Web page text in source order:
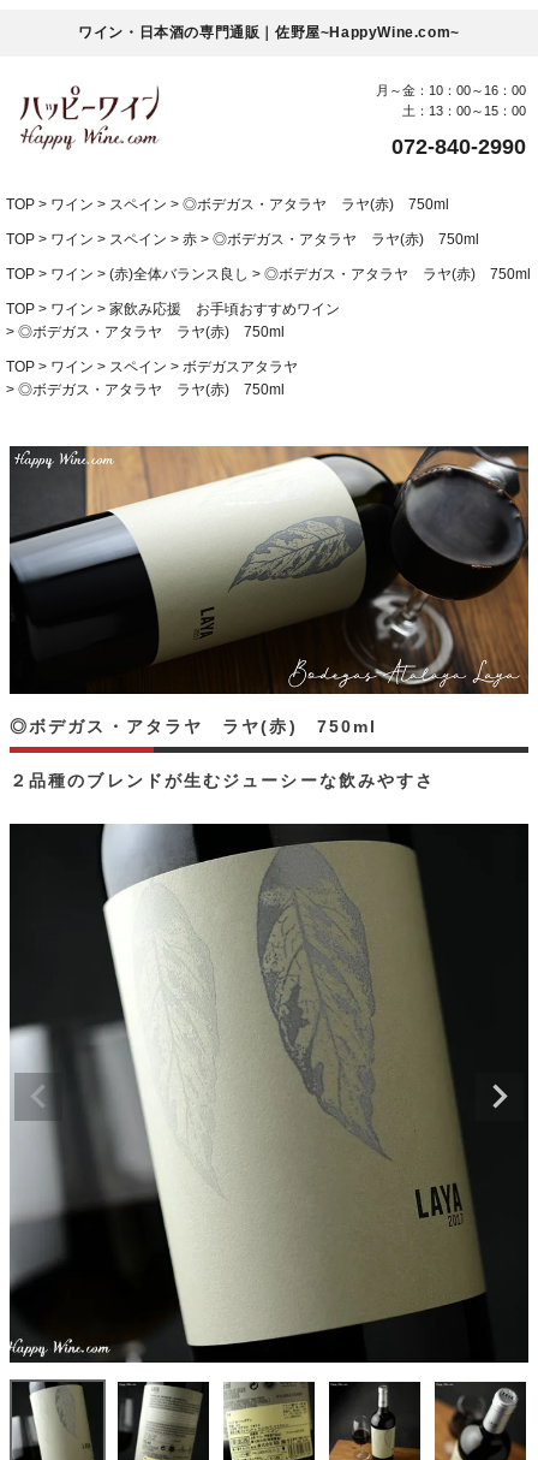
ワイン・日本酒の専門通販｜佐野屋~HappyWine.com~
月～金：10：00～16：00
土：13：00～15：00
072-840-2990
TOP ワイン スペイン ◎ボデガス・アタラヤ ラヤ(赤) 750ml
TOP ワイン スペイン 赤 ◎ボデガス・アタラヤ ラヤ(赤) 750ml
TOP ワイン (赤)全体バランス良し ◎ボデガス・アタラヤ ラヤ(赤) 750ml
TOP ワイン
家飲み応援 お手頃おすすめワイン
◎ボデガス・アタラヤ ラヤ(赤) 750ml
TOP ワイン スペイン
ボデガスアタラヤ
◎ボデガス・アタラヤ ラヤ(赤) 750ml
２品種のブレンドが生むジューシーな飲みやすさ
◎ボデガス・アタラヤ ラヤ(赤) 750ml